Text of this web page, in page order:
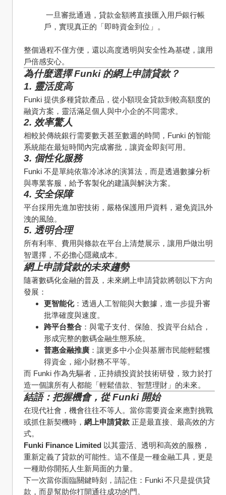
戶，實現真正的「即時資金到位」。
整個過程不僅方便，還以高度透明與安全性為基礎，讓用
戶倍感安心。
為什麼選擇 Funki 的網上申請貸款？
1. 靈活度高
Funki 提供多種貸款產品，從小額現金貸款到較高額度的
融資方案，靈活滿足個人與中小企的不同需求。
2. 效率驚人
相較於傳統銀行需要數天甚至數週的時間，Funki 的智能
系統能在最短時間內完成審批，讓資金即刻可用。
3. 個性化服務
Funki 不是單純依靠冷冰冰的演算法，而是透過數據分析
與專業客服，給予客製化的建議與解決方案。
4. 安全保障
平台採用先進加密技術，嚴格保護用戶資料，避免資訊外
洩的風險。
5. 透明合理
所有利率、費用與條款在平台上清楚展示，讓用戶做出明
智選擇，不必擔心隱藏成本。
網上申請貸款的未來趨勢
隨著數碼化金融的普及，未來網上申請貸款將朝以下方向
發展：
更智能化：透過人工智能與大數據，進一步提升審
批準確度與速度。
跨平台整合 ：與電子支付、保險、投資平台結合，
形成完整的數碼金融生態系統。
普惠金融推廣 ：讓更多中小企與基層市民能輕鬆獲
得資金，縮小財務不平等。
而 Funki 作為先驅者，正持續投資於技術研發，致力於打
造一個讓所有人都能「輕鬆借款、智慧理財」的未來。
結語：把握機會，從 Funki 開始
在現代社會，機會往往不等人。當你需要資金來應對挑戰
或抓住新契機時， 網上申請貸款 正是最直接、最高效的方
式。
Funki Finance Limited 以其靈活、透明和高效的服務，
重新定義了貸款的可能性。這不僅是一種金融工具，更是
一種助你開拓人生新局面的力量。
下一次當你面臨關鍵時刻，請記住：Funki 不只是提供貸
款，而是幫助你打開通往成功的門。